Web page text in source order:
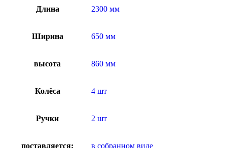
Длина 2300 мм
Ширина 650 мм
высота 860 мм
Колёса 4 шт
Ручки 2 шт
поставляется: в собранном виде